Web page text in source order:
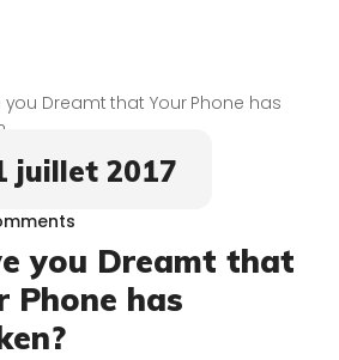
juillet 2017
you Dreamt that
Phone has